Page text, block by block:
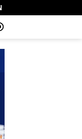
Tawarkan Promo